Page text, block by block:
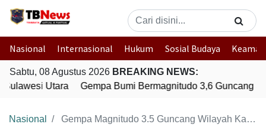
Nasional Internasional Hukum Sosial Budaya
Sabtu, 08 Agustus 2026 BREAKING NEWS:
Utara
Gempa Bumi Bermagnitudo 3,6 Guncang
Nasional Gempa Magnitudo 3.5 Guncang Wilayah Kabupaten Agam, Sumatera Barat